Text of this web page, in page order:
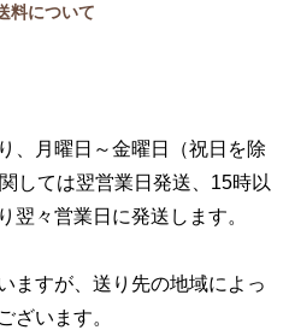
料について
、月曜日～金曜日（祝日を除
しては翌営業日発送、15時以
翌々営業日に発送します。
ますが、送り先の地域によっ
ざいます。